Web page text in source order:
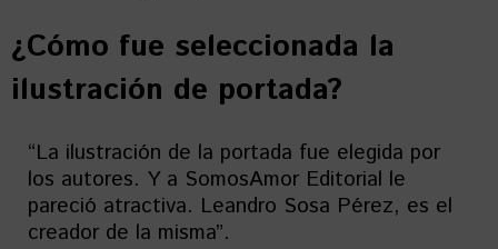
¿Cómo fue seleccionada la
ilustración de portada?
“La ilustración de la portada fue elegida por
los autores. Y a SomosAmor Editorial le
pareció atractiva. Leandro Sosa Pérez, es el
creador de la misma”.